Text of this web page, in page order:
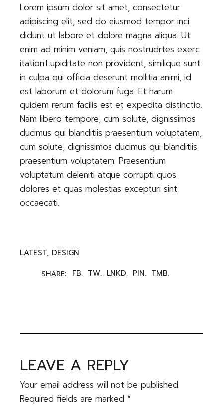
Lorem ipsum dolor sit amet, consectetur
adipiscing elit, sed do eiusmod tempor inci
didunt ut labore et dolore magna aliqua. Ut
enim ad minim veniam, quis nostrudrtes exerc
itation.Lupiditate non provident, similique sunt
in culpa qui officia deserunt mollitia animi, id
est laborum et dolorum fuga. Et harum
quidem rerum facilis est et expedita distinctio.
Nam libero tempore, cum solute, dignissimos
ducimus qui blanditiis praesentium voluptatem,
cum solute, dignissimos ducimus qui blanditiis
praesentium voluptatem. Praesentium
voluptatum deleniti atque corrupti quos
dolores et quas molestias excepturi sint
occaecati.
LATEST, DESIGN
SHARE: FB. TW. LNKD. PIN. TMB.
LEAVE A REPLY
Your email address will not be published.
Required fields are marked*